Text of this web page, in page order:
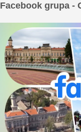
Facebook grupa -